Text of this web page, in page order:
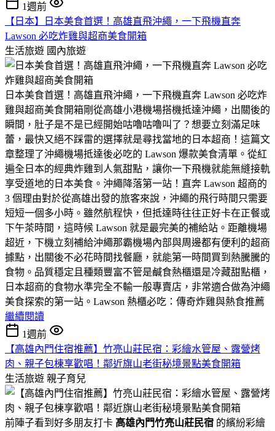
1週前
【日本】日本美食首選！高雄直飛沖繩，一下飛機直奔
Lawson 必吃炸雞與超商美食開箱
生活旅遊 國內旅遊
日本美食首選！高雄直飛沖繩，一下飛機直奔 Lawson 必吃炸
雞與超商美食開箱​剛從高雄小港機場搭機抵達沖繩，出關後的
瞬間，肚子是不是已經開始咕嚕咕嚕叫了？想要立刻滿足味
蕾，最快又絕不踩雷的選擇就是尋找當地的日本超商！​這篇文
章整理了沖繩機場抵達後必吃的 Lawson 爆款美食清單。從紅
遍全日本的經典炸雞到人氣甜點，讓你一下飛機就能無縫接軌
享受道地的日本美食。​沖繩降落第一站！直奔 Lawson 超商的
3 個理由​對於從高雄出發的旅客來說，沖繩的飛行時間只需要
短短一個多小時。雖然航程快，但抵達時往往正好卡在正餐或
下午茶時間，這時候 Lawson 就是最完美的補給站。​距離機場
超近，下機立刻補給​沖繩那霸機場內部與周邊都有便利的超商
據點，出關後不必花時間找餐廳，就能第一時間買到熱騰騰的
食物。​品質穩定且種類豐富​不管是鹹食熱櫃還是冷藏甜點櫃，
日本超商的食物水準完全不輸一般專賣店，非常適合做為沖繩
美食探索的第一站。​Lawson 熱櫃必吃：傳奇炸雞與熱食推薦
繼續閱讀
1週前
【高雄內門住宿推薦】竹亮山莊民宿：彩繪水管屋、露營烤
肉、親子包棟享歡唱！鄰近旗山老街秘境景點美食開箱
生活旅遊 親子育兒
前陣子看到好多朋友打卡 高雄內門竹亮山莊民宿 的繽紛彩繪